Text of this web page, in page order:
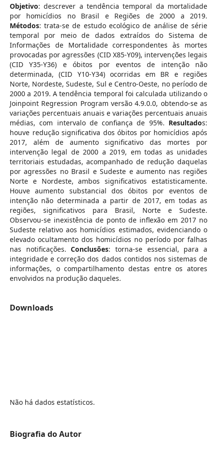
Objetivo: descrever a tendência temporal da mortalidade
por homicídios no Brasil e Regiões de 2000 a 2019.
Métodos: trata-se de estudo ecológico de análise de série
temporal por meio de dados extraídos do Sistema de
Informações de Mortalidade correspondentes às mortes
provocadas por agressões (CID X85-Y09), intervenções legais
(CID Y35-Y36) e óbitos por eventos de intenção não
determinada, (CID Y10-Y34) ocorridas em BR e regiões
Norte, Nordeste, Sudeste, Sul e Centro-Oeste, no período de
2000 a 2019. A tendência temporal foi calculada utilizando o
Joinpoint Regression Program versão 4.9.0.0, obtendo-se as
variações percentuais anuais e variações percentuais anuais
médias, com intervalo de confiança de 95%. Resultados:
houve redução significativa dos óbitos por homicídios após
2017, além de aumento significativo das mortes por
intervenção legal de 2000 a 2019, em todas as unidades
territoriais estudadas, acompanhado de redução daquelas
por agressões no Brasil e Sudeste e aumento nas regiões
Norte e Nordeste, ambos significativos estatisticamente.
Houve aumento substancial dos óbitos por eventos de
intenção não determinada a partir de 2017, em todas as
regiões, significativos para Brasil, Norte e Sudeste.
Observou-se inexistência de ponto de inflexão em 2017 no
Sudeste relativo aos homicídios estimados, evidenciando o
elevado ocultamento dos homicídios no período por falhas
nas notificações.Conclusões: torna-se essencial, para a
integridade e correção dos dados contidos nos sistemas de
informações, o compartilhamento destas entre os atores
envolvidos na produção daqueles.
Downloads
Não há dados estatísticos.
Biografia do Autor